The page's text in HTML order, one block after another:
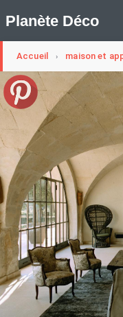
Planète Déco
🛍︎ Shop Planète Déco
Appartement Design
Design Suédois En
Idées Déco En 10 Photos
Maison En Ville
Tendance
Interieurs
La Décoration Selon
Les Trouvailles Déco Du
Maison Appartement
Maison Container/
Maison Et Appartement
Accueil › maison et